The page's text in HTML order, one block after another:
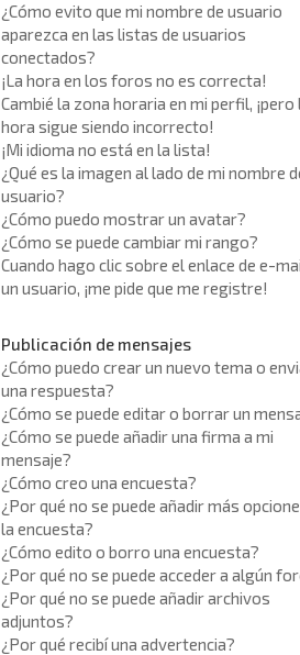
¿Cómo evito que mi nombre de usuario
aparezca en las listas de usuarios
conectados?
¡La hora en los foros no es correcta!
Cambié la zona horaria en mi perfil, ¡pero
hora sigue siendo incorrecto!
¡Mi idioma no está en la lista!
¿Qué es la imagen al lado de mi nombre
usuario?
¿Cómo puedo mostrar un avatar?
¿Cómo se puede cambiar mi rango?
Cuando hago clic sobre el enlace de e-
un usuario, ¡me pide que me registre!
Publicación de mensajes
¿Cómo puedo crear un nuevo tema o
una respuesta?
¿Cómo se puede editar o borrar un
¿Cómo se puede añadir una firma a mi
mensaje?
¿Cómo creo una encuesta?
¿Por qué no se puede añadir más
la encuesta?
¿Cómo edito o borro una encuesta?
¿Por qué no se puede acceder a algún
¿Por qué no se puede añadir archivos
adjuntos?
¿Por qué recibí una advertencia?